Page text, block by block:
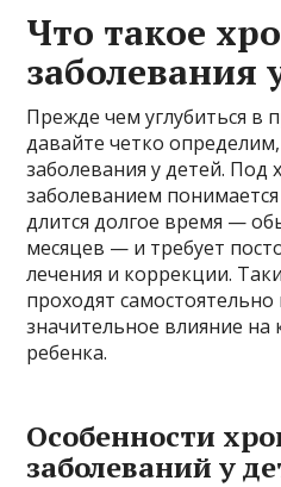
Что такое
заболевания
Прежде чем углубиться в
давайте четко
заболевания у детей. Под
заболеванием
длится долгое время —
месяцев — и требует
лечения и коррекции.
проходят
значительное влияние на
ребенка.
Особенности
заболеваний у